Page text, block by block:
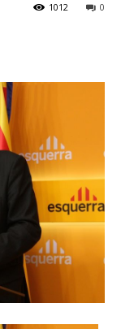
0
1012